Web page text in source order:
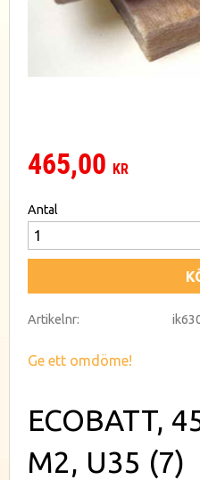
465,00 KR
Antal
Artikelnr
Ge ett omdöme!
ECOBATT,
M2, U35 (7)